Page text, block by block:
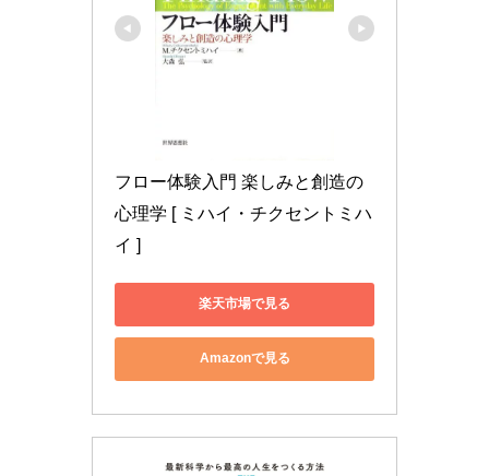
フロー体験入門 楽しみと創造の
心理学 [ ミハイ・チクセントミハ
イ ]
楽天市場で見る
Amazonで見る